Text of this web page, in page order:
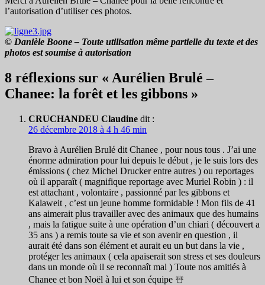
l’autorisation d’utiliser ces photos.
© Danièle Boone – Toute utilisation même partielle du texte et des
photos est soumise à autorisation
8 réflexions sur « Aurélien Brulé –
Chanee: la forêt et les gibbons »
CRUCHANDEU Claudine dit :
26 décembre 2018 à 4 h 46 min
Bravo à Aurélien Brulé dit Chanee , pour nous tous . J’ai une
énorme admiration pour lui depuis le début , je le suis lors des
émissions ( chez Michel Drucker entre autres ) ou reportages
où il apparaît ( magnifique reportage avec Muriel Robin ) : il
est attachant , volontaire , passionné par les gibbons et
Kalaweit , c’est un jeune homme formidable ! Mon fils de 41
ans aimerait plus travailler avec des animaux que des humains
, mais la fatigue suite à une opération d’un chiari ( découvert a
35 ans ) a remis toute sa vie et son avenir en question , il
aurait été dans son élément et aurait eu un but dans la vie ,
protéger les animaux ( cela apaiserait son stress et ses douleurs
dans un monde où il se reconnaît mal ) Toute nos amitiés à
Chanee et bon Noël à lui et son équipe ☃️